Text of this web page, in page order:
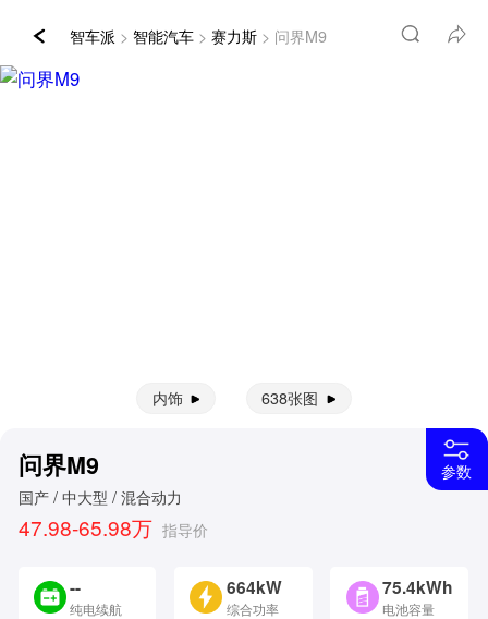
智车派 >智能汽车 >赛力斯 > 问界M9
内饰 638张图
参数
问界M9
国产 / 中大型 / 混合动力
47.98-65.98万 指导价
--
纯电续航
664kW
综合功率
75.4kWh
电池容量